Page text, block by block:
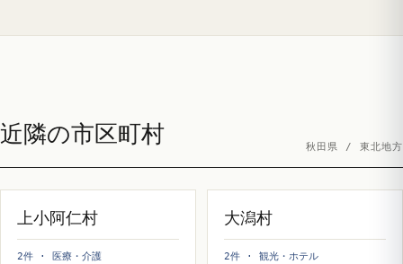
近隣の市区町村 秋田県 / 東北地方
上小阿仁村
2件 · 医療・介護
大潟村
2件 · 観光・ホテル